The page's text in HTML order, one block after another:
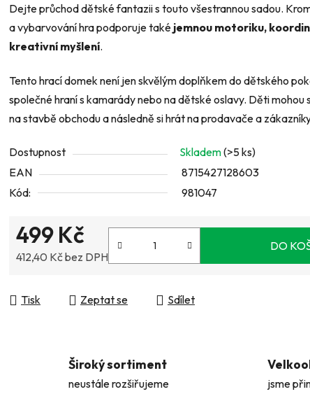
Dejte průchod dětské fantazii s touto všestrannou sadou.
a vybarvování hra podporuje také jemnou motoriku,
kreativní myšlení.
Tento hrací domek není jen skvělým doplňkem do dětského
společné hraní s kamarády nebo na dětské oslavy. Děti
na stavbě obchodu a následně si hrát na prodavače a
Dostupnost Skladem(>5 ks)
EAN
8715427128603
Kód:
981047
499 Kč
412,40 Kč bez DPH
DO
Tisk Zeptat se Sdílet
Široký sortiment
neustále rozšiřujeme jsme